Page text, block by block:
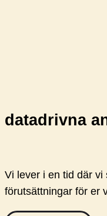
datadrivna
Vi lever i en tid där
förutsättningar för er